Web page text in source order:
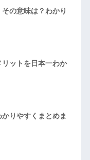
の意味は？わかり
ットを日本一わか
りやすくまとめま